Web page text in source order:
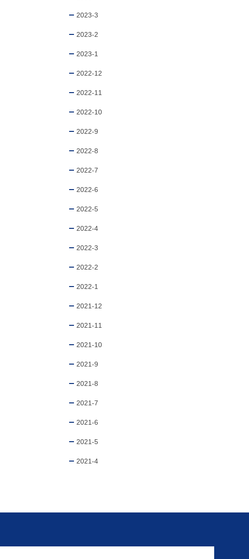
2023-3
2023-2
2023-1
2022-12
2022-11
2022-10
2022-9
2022-8
2022-7
2022-6
2022-5
2022-4
2022-3
2022-2
2022-1
2021-12
2021-11
2021-10
2021-9
2021-8
2021-7
2021-6
2021-5
2021-4